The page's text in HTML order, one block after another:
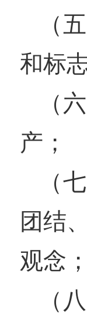
（
和标
（
产；
（
团结
观念；
（